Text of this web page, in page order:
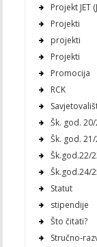
Projekt
Projekti
projekti
Projekti
Promocija
RCK
Šk. god. 20/
Šk. god.
Šk.god.22/
Šk.god.24/
Statut
stipendije
Što čitati?
Stručno-